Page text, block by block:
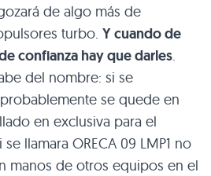
de algo más de
turbo. Y cuando de
confianza hay que darles.
del nombre: si se
se quede en
en exclusiva para el
llamara ORECA 09 LMP1 no
manos de otros equipos en el